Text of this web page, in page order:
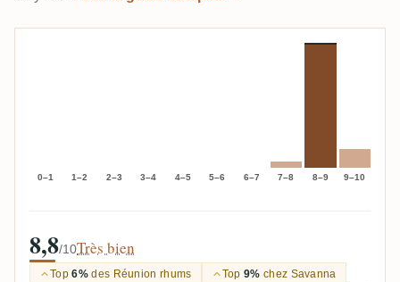
0–1 1–2 2–3 3–4 4–5 5–6 6–7 7–8 8–9 9–10
8,8/10Très bien
Top6%des Réunion rhums Top 9% chez Savanna